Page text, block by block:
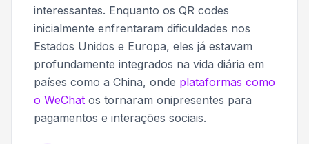
interessantes. Enquanto os QR codes
inicialmente enfrentaram dificuldades nos
Estados Unidos e Europa, eles já estavam
profundamente integrados na vida diária em
países como a China, onde plataformas como
o WeChat os tornaram onipresentes para
pagamentos e interações sociais.